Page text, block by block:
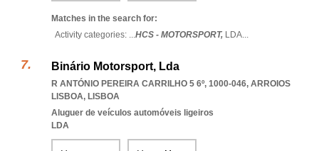
Matches in the search for:
Activity categories: ...HCS - MOTORSPORT, LDA...
Binário Motorsport, Lda
R ANTÓNIO PEREIRA CARRILHO 5 6º, 1000-046, ARROIOS
LISBOA, LISBOA
Aluguer de veículos automóveis ligeiros
LDA